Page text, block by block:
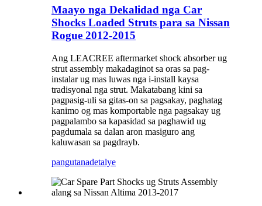
Maayo nga Dekalidad nga Car
Shocks Loaded Struts para sa Nissan
Rogue 2012-2015
Ang LEACREE aftermarket shock absorber ug
strut assembly makadaginot sa oras sa pag-
instalar ug mas luwas nga i-install kaysa
tradisyonal nga strut. Makatabang kini sa
pagpasig-uli sa gitas-on sa pagsakay, paghatag
kanimo og mas komportable nga pagsakay ug
pagpalambo sa kapasidad sa paghawid ug
pagdumala sa dalan aron masiguro ang
kaluwasan sa pagdrayb.
pangutanadetalye